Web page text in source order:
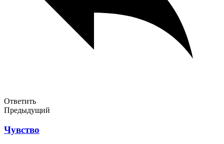
Ответить
Предыдущий
Чувство